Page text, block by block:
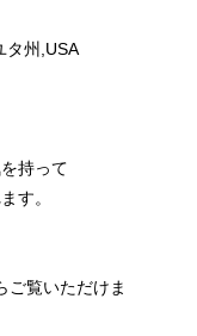
タ州,USA
持って
す。
ご覧いただけま